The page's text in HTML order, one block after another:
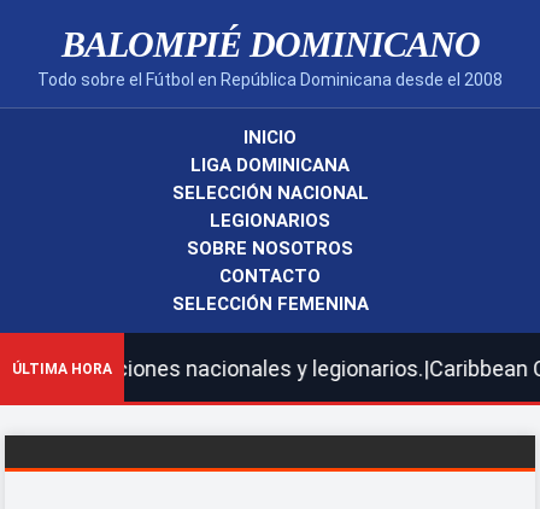
BALOMPIÉ DOMINICANO
Todo sobre el Fútbol en República Dominicana desde el 2008
INICIO
LIGA DOMINICANA
SELECCIÓN NACIONAL
LEGIONARIOS
SOBRE NOSOTROS
CONTACTO
SELECCIÓN FEMENINA
ÚLTIMA HORAnacionales y legionarios.|Caribbean Cup